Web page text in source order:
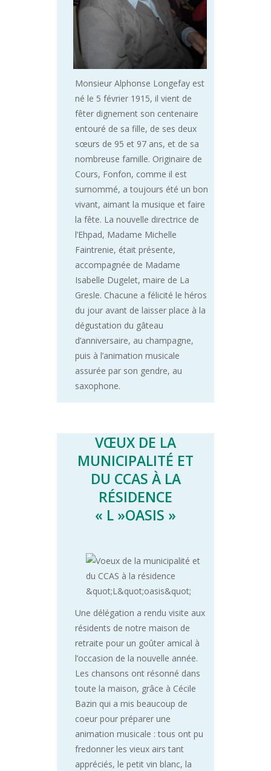
Monsieur Alphonse Longefay est
né le 5 février 1915, il vient de
fêter dignement son centenaire
entouré de sa fille, de ses deux
sœurs de 95 et 97 ans, et de sa
nombreuse famille. Originaire de
Cours, Fonfon, comme il est
surnommé, a toujours été un bon
vivant, aimant la musique et faire
la fête. La nouvelle directrice de
l’Ehpad, Madame Michelle
Faintrenie, était présente,
accompagnée de Madame
Isabelle Dugelet, maire de La
Gresle. Chacune a félicité le héros
du jour avant de laisser place à la
dégustation du gâteau
d’anniversaire, au champagne,
puis à l’animation musicale
assurée par son gendre, au
saxophone.
VŒUX DE LA
MUNICIPALITÉ ET
DU CCAS À LA
RÉSIDENCE
« L »OASIS »
Une délégation a rendu visite aux
résidents de notre maison de
retraite pour un goûter amical à
l’occasion de la nouvelle année.
Les chansons ont résonné dans
toute la maison, grâce à Cécile
Bazin qui a mis beaucoup de
coeur pour préparer une
animation musicale : tous ont pu
fredonner les vieux airs tant
appréciés, le petit vin blanc, la